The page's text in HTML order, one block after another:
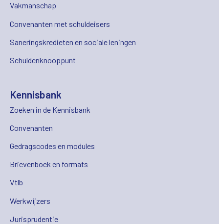
Vakmanschap
Convenanten met schuldeisers
Saneringskredieten en sociale leningen
Schuldenknooppunt
Kennisbank
Zoeken in de Kennisbank
Convenanten
Gedragscodes en modules
Brievenboek en formats
Vtlb
Werkwijzers
Jurisprudentie